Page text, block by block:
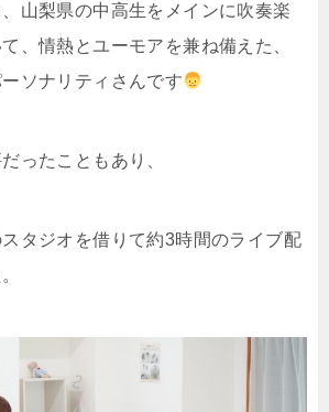
山梨県の中高生をメインに吹奏楽
、情熱とユーモアを兼ね備えた、
ソナリティさんです
ったこともあり、
タジオを借りて約3時間のライブ配